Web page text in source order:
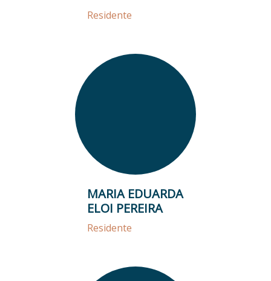
Residente
MARIA EDUARDA
ELOI PEREIRA
Residente